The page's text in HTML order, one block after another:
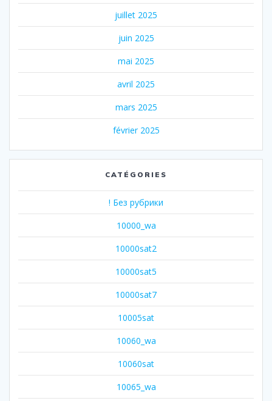
juillet 2025
juin 2025
mai 2025
avril 2025
mars 2025
février 2025
CATÉGORIES
! Без рубрики
10000_wa
10000sat2
10000sat5
10000sat7
10005sat
10060_wa
10060sat
10065_wa